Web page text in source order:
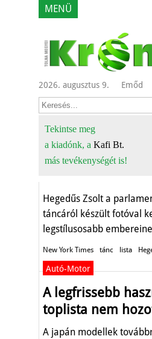
MENÜ
2026. augusztus 9. Emőd
Tekintse meg
a kiadónk, a Kafi Bt.
más tevékenységét is!
A New York
emberek
választotta
Hegedűs Zsolt a
táncáról készült fotóval
legstílusosabb
New York Times tánc lista
Autó-Motor
A legfrissebb
toplista nem
A japán modellek